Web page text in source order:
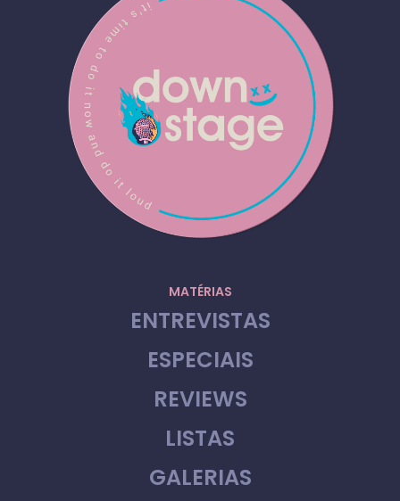
MATÉRIAS
ENTREVISTAS
ESPECIAIS
REVIEWS
LISTAS
GALERIAS